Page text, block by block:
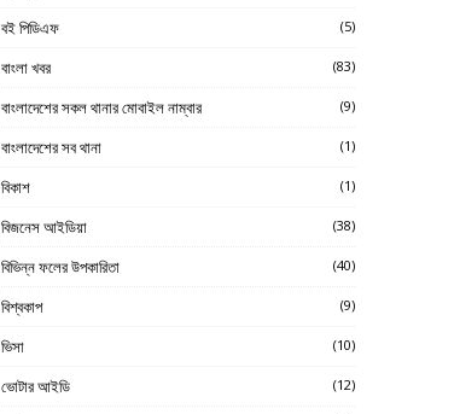
বই পিডিএফ (5)
বাংলা খবর (83)
বাংলাদেশের সকল থানার মোবাইল নাম্বার (9)
বাংলাদেশের সব থানা (1)
বিকাশ (1)
বিজনেস আইডিয়া (38)
বিভিন্ন ফলের উপকারিতা (40)
বিশ্বকাপ (9)
ভিসা (10)
ভোটার আইডি (12)